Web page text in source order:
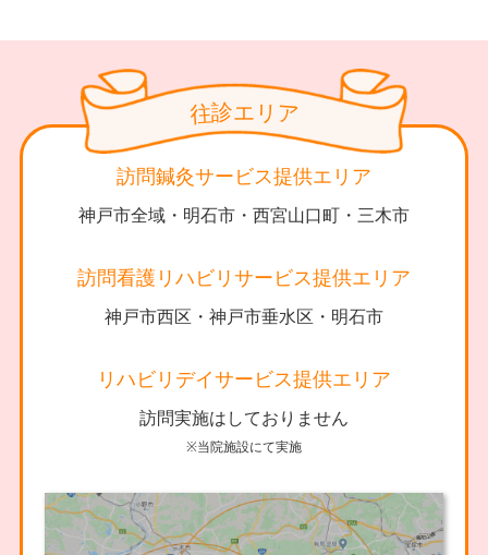
往診エ リ ア
訪問鍼灸サービス提供エリア
神戸市全域・明石市・西宮山口町・三木市
訪問看護リハビリサービス提供エリア
神戸市西区・神戸市垂水区・明石市
リハビリデイサービス提供エリア
訪問実施はしておりません
※当院施設にて実施